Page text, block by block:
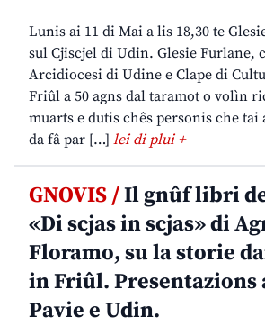
Lunis ai 11 di Mai a lis 18,30 te
sul Cjiscjel di Udin. Glesie Furlane,
Arcidiocesi di Udine e Clape di
Friûl a 50 agns dal taramot o volìn
muarts e dutis chês personis che tai
da fâ par […] lei di plui +
GNOVIS /Il gnûf libri
«Di scjas in scjas» di
Floramo, su la storie
in Friûl. Presentazions
Pavie e Udin.